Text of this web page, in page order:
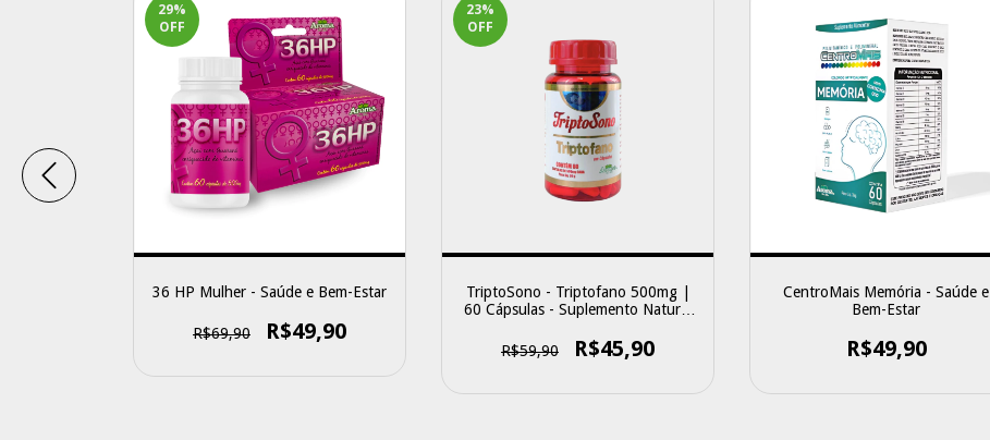
29%
OFF
36 HP Mulher - Saúde e Bem-Estar
R$69,90 R$49,90
23%
OFF
TriptoSono - Triptofano 500mg |
60 Cápsulas - Suplemento Natural
R$59,90
R$45,90
CentroMais Memória - Saúde e
Bem-Estar
R$49,90